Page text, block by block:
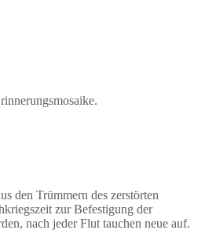
den Trümmern des zerstörten
zur Befestigung der
nach jeder Flut tauchen neue auf.